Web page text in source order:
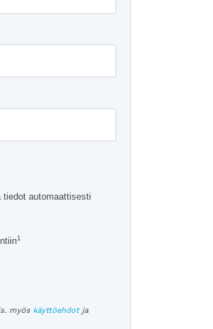
automaattisesti
1
myös käyttöehdotja